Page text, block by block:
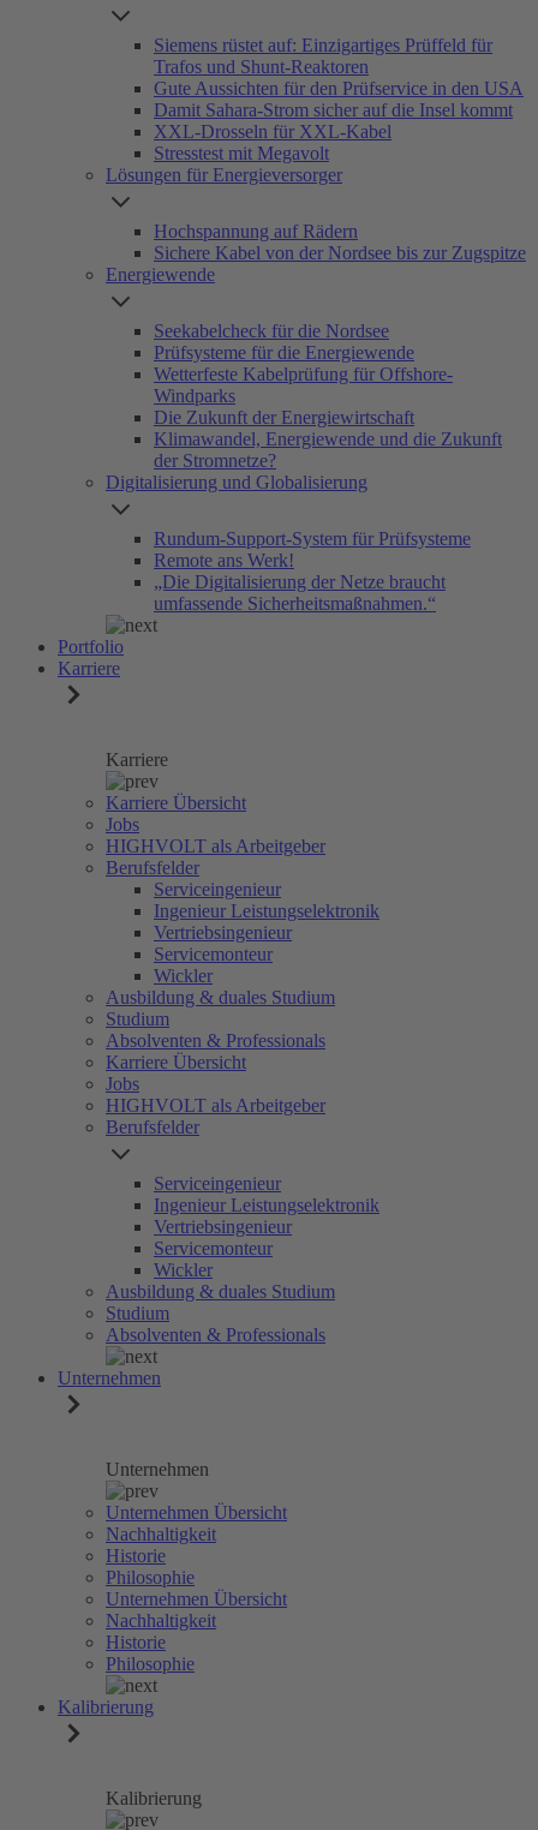
Siemens rüstet auf: Einzigartiges Prüffeld für
Trafos und Shunt-Reaktoren
Gute Aussichten für den Prüfservice in den USA
Damit Sahara-Strom sicher auf die Insel kommt
XXL-Drosseln für XXL-Kabel
Stresstest mit Megavolt
Lösungen für Energieversorger
Hochspannung auf Rädern
Sichere Kabel von der Nordsee bis zur Zugspitze
Energiewende
Seekabelcheck für die Nordsee
Prüfsysteme für die Energiewende
Wetterfeste Kabelprüfung für Offshore-
Windparks
Die Zukunft der Energiewirtschaft
Klimawandel, Energiewende und die Zukunft
der Stromnetze?
Digitalisierung und Globalisierung
Rundum-Support-System für Prüfsysteme
Remote ans Werk!
„Die Digitalisierung der Netze braucht
umfassende Sicherheitsmaßnahmen.“
Portfolio
Karriere
Karriere
Karriere Übersicht
Jobs
HIGHVOLT als Arbeitgeber
Berufsfelder
Serviceingenieur
Ingenieur Leistungselektronik
Vertriebsingenieur
Servicemonteur
Wickler
Ausbildung & duales Studium
Studium
Absolventen & Professionals
Karriere Übersicht
Jobs
HIGHVOLT als Arbeitgeber
Berufsfelder
Serviceingenieur
Ingenieur Leistungselektronik
Vertriebsingenieur
Servicemonteur
Wickler
Ausbildung & duales Studium
Studium
Absolventen & Professionals
Unternehmen
Unternehmen
Unternehmen Übersicht
Nachhaltigkeit
Historie
Philosophie
Unternehmen Übersicht
Nachhaltigkeit
Historie
Philosophie
Kalibrierung
Kalibrierung